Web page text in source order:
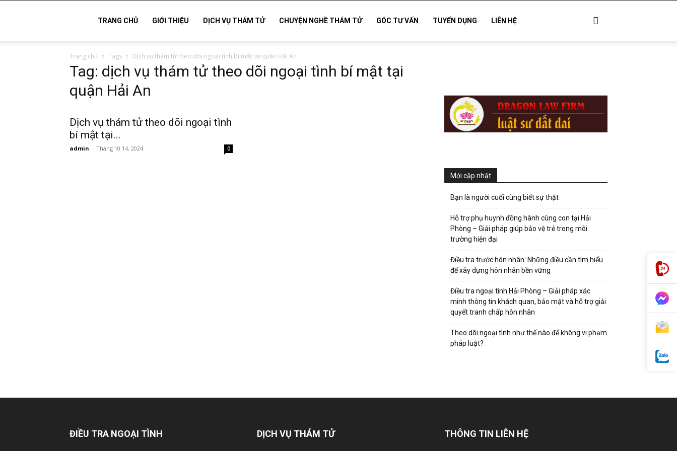
tử
Hải
Phòng,
TRANG CHỦ GIỚI THIỆU DỊCH VỤ THÁM TỬ CHUYỆN NGHỀ THÁM TỬ GÓC TƯ VẤN TUYỂN DỤNG LIÊN HỆ
Trang chủ Tags Dịch vụ thám tử theo dõi ngoại tình bí mật tại quận Hải An
Tag: dịch vụ thám tử theo dõi ngoại tình bí mật tại
quận Hải An
Dịch vụ thám tử theo dõi ngoại tình
bí mật tại...
admin - Tháng 10 14, 2024 0
Mới cập nhật
Bạn là người cuối cùng biết sự thật
Hỗ trợ phụ huynh đồng hành cùng con tại Hải
Phòng – Giải pháp giúp bảo vệ trẻ trong môi
trường hiện đại
Điều tra trước hôn nhân: Những điều cần tìm hiểu
để xây dựng hôn nhân bền vững
Điều tra ngoại tình Hải Phòng – Giải pháp xác
minh thông tin khách quan, bảo mật và hỗ trợ giải
quyết tranh chấp hôn nhân
Theo dõi ngoại tình như thế nào để không vi phạm
pháp luật?
ĐIỀU TRA NGOẠI TÌNH DỊCH VỤ THÁM TỬ THÔNG TIN LIÊN HỆ